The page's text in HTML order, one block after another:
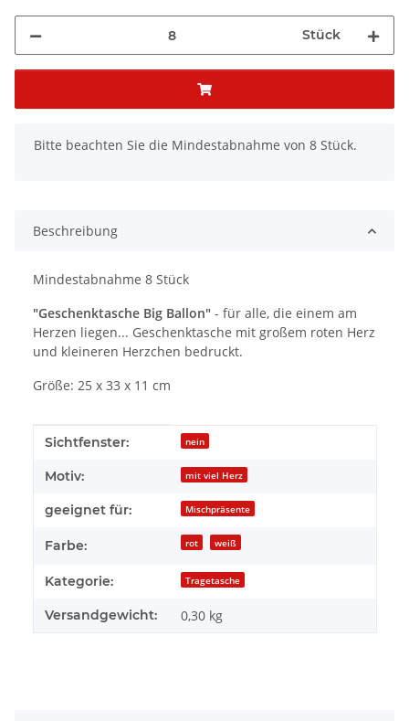
Stück
x
Bitte beachten Sie die Mindestabnahme von 8 Stück.
Beschreibung
Mindestabnahme 8 Stück
"Geschenktasche Big Ballon" - für alle, die einem am
Herzen liegen... Geschenktasche mit großem roten Herz
und kleineren Herzchen bedruckt.
Größe: 25 x 33 x 11 cm
Produkteigenschaft
Wert
Sichtfenster: nein
Motiv: mit viel Herz
geeignet für: Mischpräsente
Farbe: rot weiß
Kategorie: Tragetasche
Versandgewicht: 0,30 kg